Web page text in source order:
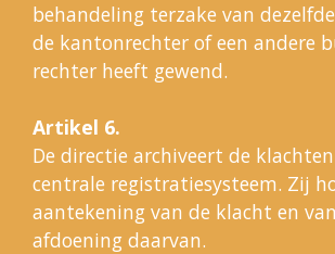
behandeling terzake van
de kantonrechter of een andere
rechter heeft gewend.
Artikel 6.
De directie archiveert de
centrale registratiesysteem. Zij
aantekening van de klacht en
afdoening daarvan.